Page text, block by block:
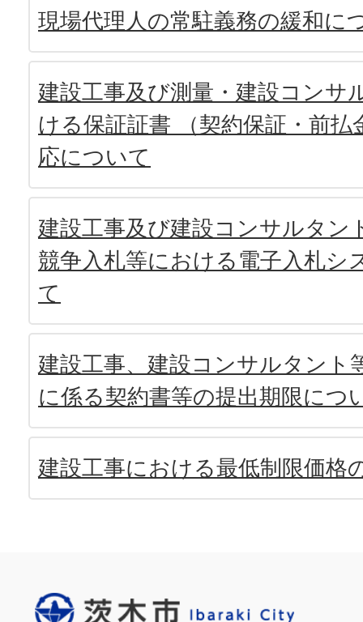
現場代理人の常駐義務の緩和に
建設工事及び測量・建設コンサ
ける保証証書 （契約保証・前払
応について
建設工事及び建設コンサルタン
競争入札等における電子入札シ
て
建設工事、建設コンサルタント
に係る契約書等の提出期限につ
建設工事における最低制限価格